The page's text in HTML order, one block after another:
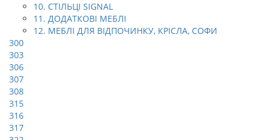
10. СТІЛЬЦІ SIGNAL
11. ДОДАТКОВІ МЕБЛІ
12. МЕБЛІ ДЛЯ ВІДПОЧИНКУ, КРІСЛА, СОФИ
300
303
306
307
308
315
316
317